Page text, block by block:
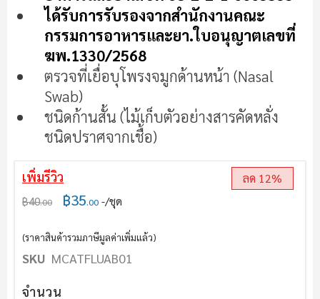
ได้รับการรับรองจากสำนักงานคณะ
กรรมการอาหารและยา.ใบอนุญาตเลขที่
ฆพ.1330/2568
ตรวจที่เยื่อบุโพรงจมูกด้านหน้า (Nasal
Swab)
ชนิดก้านสั้น (ไม้เก็บตัวอย่างสารคัดหลั่ง
ชนิดปราศจากเชื้อ)
เพิ่มรีวิว
฿40.00 ฿35.00 /ชุด
ลด 12%
(ราคาสินค้ารวมภาษีมูลค่าเพิ่มแล้ว)
SKU MCATFLUAB01
จำนวน